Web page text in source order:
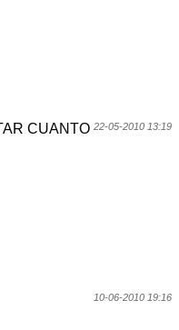
22-05-2010 13:19
CUANTO
10-06-2010 19:16